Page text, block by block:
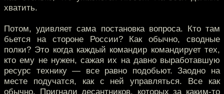
хватить.
Потом, удивляет сама постановка вопроса. Кто там
бьется на стороне России? Как обычно, сводные
полки? Это когда каждый командир командирует тех,
кто ему не нужен, сажая их на давно выработавшую
ресурс технику — все равно подобьют. Заодно на
месте подучатся, как с ней управляться. Все как
обычно. Пригнали десантников, которых за каким-то